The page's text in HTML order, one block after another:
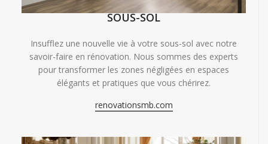
SOUS-SOL
Insufflez une nouvelle vie à votre sous-sol avec notre
savoir-faire en rénovation. Nous sommes des experts
pour transformer les zones négligées en espaces
élégants et pratiques que vous chérirez.
renovationsmb.com